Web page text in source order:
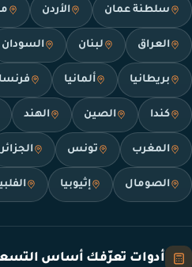
سلطنة عمان الأردن
العراق لبنان السودان
بريطانيا ألمانيا فرنسا
كندا الصين الهند
المغرب تونس الجزائر
الصومال إثيوبيا
أدوات تعرّفك أساس